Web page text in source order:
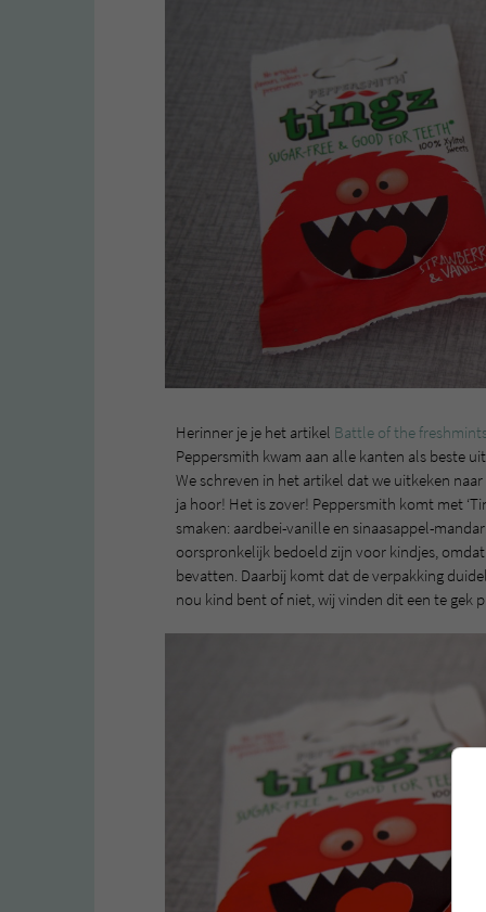
Herinner je je het artikel Battle of the
Peppersmith kwam aan alle kanten als beste
We schreven in het artikel dat we uitkeken
ja hoor! Het is zover! Peppersmith komt met
smaken: aardbei-vanille en sinaasappel-
oorspronkelijk bedoeld zijn voor kindjes,
bevatten. Daarbij komt dat de verpakking
nou kind bent of niet, wij vinden dit een te gek